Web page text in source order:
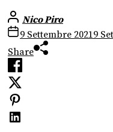
Nico Piro
9 Settembre 20219
Share